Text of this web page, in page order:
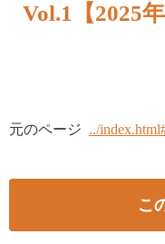
Vol.1【2025
元のページ ../
こ